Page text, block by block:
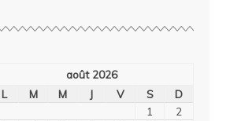
août 2026
L
M M J V S
D
1
2